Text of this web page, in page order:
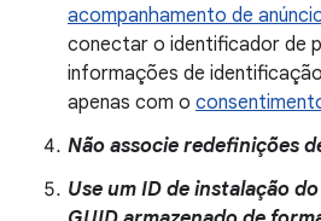
acompanhamento de
conectar o identificador de
informações de
apenas com o
Não associe redefinições
Use um ID de instalação